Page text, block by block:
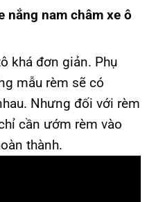
nắng nam châm xe ô
khá đơn giản. Phụ
mẫu rèm sẽ có
Nhưng đối với rèm
cần ướm rèm vào
thành.